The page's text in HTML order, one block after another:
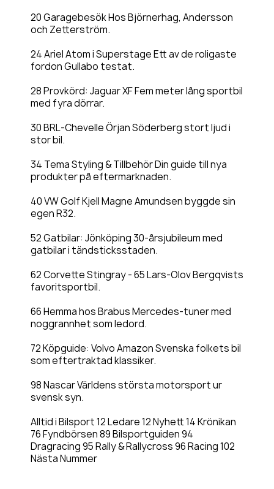
20 Garagebesök Hos Björnerhag, Andersson
och Zetterström.
24 Ariel Atom i Superstage Ett av de roligaste
fordon Gullabo testat.
28 Provkörd: Jaguar XF Fem meter lång sportbil
med fyra dörrar.
30 BRL-Chevelle Örjan Söderberg stort ljud i
stor bil.
34 Tema Styling & Tillbehör Din guide till nya
produkter på eftermarknaden.
40 VW Golf Kjell Magne Amundsen byggde sin
egen R32.
52 Gatbilar: Jönköping 30-årsjubileum med
gatbilar i tändsticksstaden.
62 Corvette Stingray - 65 Lars-Olov Bergqvists
favoritsportbil.
66 Hemma hos Brabus Mercedes-tuner med
noggrannhet som ledord.
72 Köpguide: Volvo Amazon Svenska folkets bil
som eftertraktad klassiker.
98 Nascar Världens största motorsport ur
svensk syn.
Alltid i Bilsport 12 Ledare 12 Nyhett 14 Krönikan
76 Fyndbörsen 89 Bilsportguiden 94
Dragracing 95 Rally & Rallycross 96 Racing 102
Nästa Nummer